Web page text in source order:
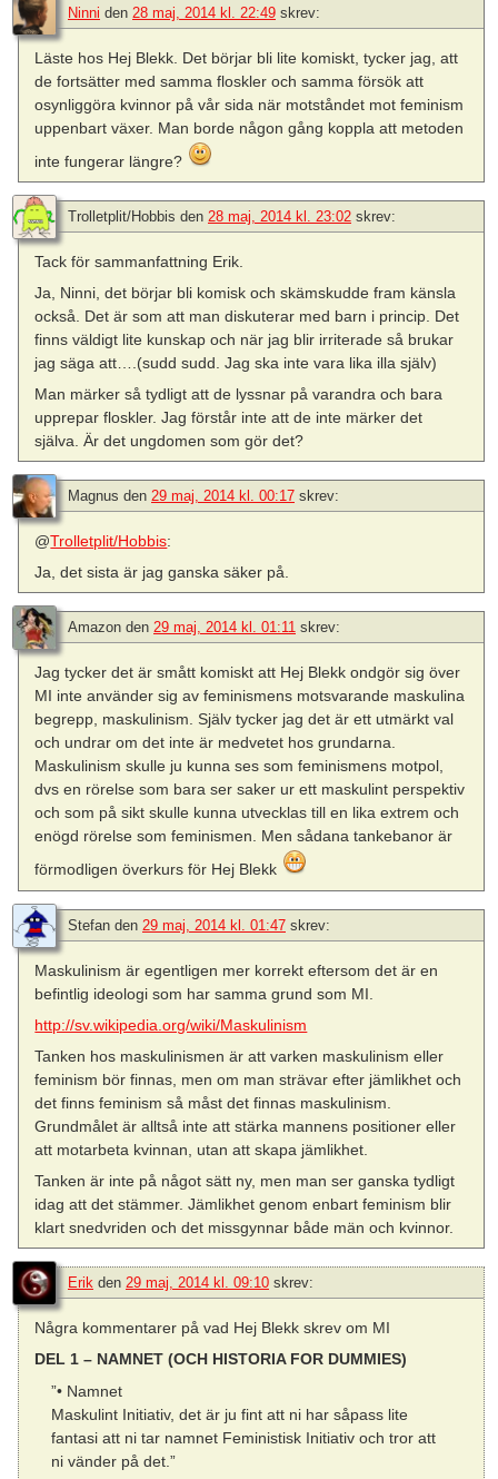
Ninni den 28 maj, 2014 kl. 22:49 skrev:
Läste hos Hej Blekk. Det börjar bli lite komiskt, tycker jag, att
de fortsätter med samma floskler och samma försök att
osynliggöra kvinnor på vår sida när motståndet mot feminism
uppenbart växer. Man borde någon gång koppla att metoden
inte fungerar längre?
Trolletplit/Hobbis den 28 maj, 2014 kl. 23:02 skrev:
Tack för sammanfattning Erik.
Ja, Ninni, det börjar bli komisk och skämskudde fram känsla
också. Det är som att man diskuterar med barn i princip. Det
finns väldigt lite kunskap och när jag blir irriterade så brukar
jag säga att….(sudd sudd. Jag ska inte vara lika illa själv)
Man märker så tydligt att de lyssnar på varandra och bara
upprepar floskler. Jag förstår inte att de inte märker det
själva. Är det ungdomen som gör det?
Magnus den 29 maj, 2014 kl. 00:17 skrev:
@Trolletplit/Hobbis:
Ja, det sista är jag ganska säker på.
Amazon den 29 maj, 2014 kl. 01:11 skrev:
Jag tycker det är smått komiskt att Hej Blekk ondgör sig över
MI inte använder sig av feminismens motsvarande maskulina
begrepp, maskulinism. Själv tycker jag det är ett utmärkt val
och undrar om det inte är medvetet hos grundarna.
Maskulinism skulle ju kunna ses som feminismens motpol,
dvs en rörelse som bara ser saker ur ett maskulint perspektiv
och som på sikt skulle kunna utvecklas till en lika extrem och
enögd rörelse som feminismen. Men sådana tankebanor är
förmodligen överkurs för Hej Blekk
Stefan den 29 maj, 2014 kl. 01:47 skrev:
Maskulinism är egentligen mer korrekt eftersom det är en
befintlig ideologi som har samma grund som MI.
http://sv.wikipedia.org/wiki/Maskulinism
Tanken hos maskulinismen är att varken maskulinism eller
feminism bör finnas, men om man strävar efter jämlikhet och
det finns feminism så måst det finnas maskulinism.
Grundmålet är alltså inte att stärka mannens positioner eller
att motarbeta kvinnan, utan att skapa jämlikhet.
Tanken är inte på något sätt ny, men man ser ganska tydligt
idag att det stämmer. Jämlikhet genom enbart feminism blir
klart snedvriden och det missgynnar både män och kvinnor.
Erik den 29 maj, 2014 kl. 09:10 skrev:
Några kommentarer på vad Hej Blekk skrev om MI
DEL 1 – NAMNET (OCH HISTORIA FOR DUMMIES)
”• Namnet
Maskulint Initiativ, det är ju fint att ni har såpass lite
fantasi att ni tar namnet Feministisk Initiativ och tror att
ni vänder på det.”